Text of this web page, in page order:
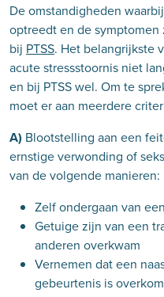
De omstandigheden
optreedt en de
bij PTSS. Het belangrijkste
acute stressstoornis niet
en bij PTSS wel. Om te
moet er aan meerdere
A) Blootstelling aan een
ernstige verwonding of
van de volgende manieren:
Zelf ondergaan van
Getuige zijn van een
anderen overkwam
Vernemen dat een
gebeurtenis is